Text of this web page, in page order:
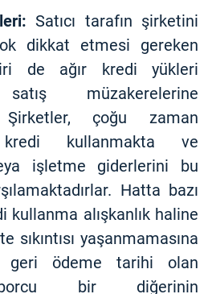
Satıcı tarafın şirketini
dikkat etmesi gereken
de ağır kredi yükleri
müzakerelerine
Şirketler, çoğu zaman
kredi kullanmakta ve
işletme giderlerini bu
Hatta bazı
kullanma alışkanlık haline
sıkıntısı yaşanmamasına
geri ödeme tarihi olan
bir diğerinin